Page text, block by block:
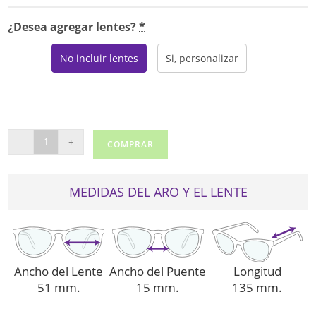
¿Desea agregar lentes?*
No incluir lentes Si, personalizar
VTOC05L
- + COMPRAR
MEDIDAS DEL ARO Y EL LENTE
Ancho del Lente
51 mm.
Ancho del Puente
15 mm.
Longitud
135 mm.